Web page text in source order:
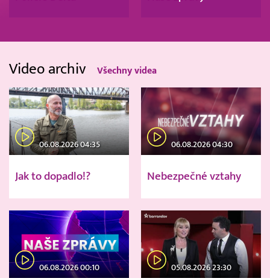
Video archiv Všechny videa
06.08.2026 04:35
Jak to dopadlo!?
06.08.2026 04:30
Nebezpečné vztahy
06.08.2026 00:10 05.08.2026 23:30